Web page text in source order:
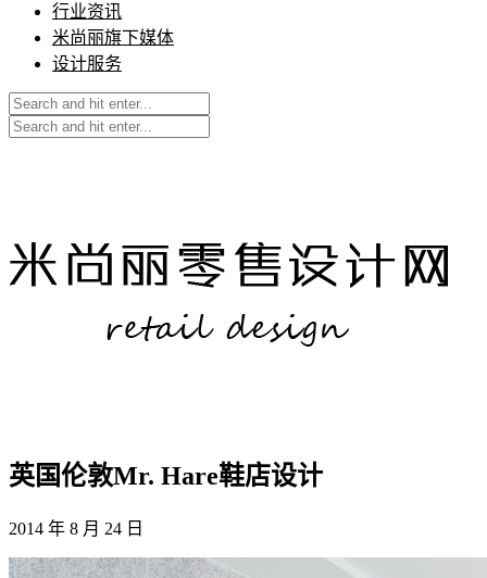
行业资讯
米尚丽旗下媒体
设计服务
英国伦敦Mr. Hare鞋店设计
2014 年 8 月 24 日